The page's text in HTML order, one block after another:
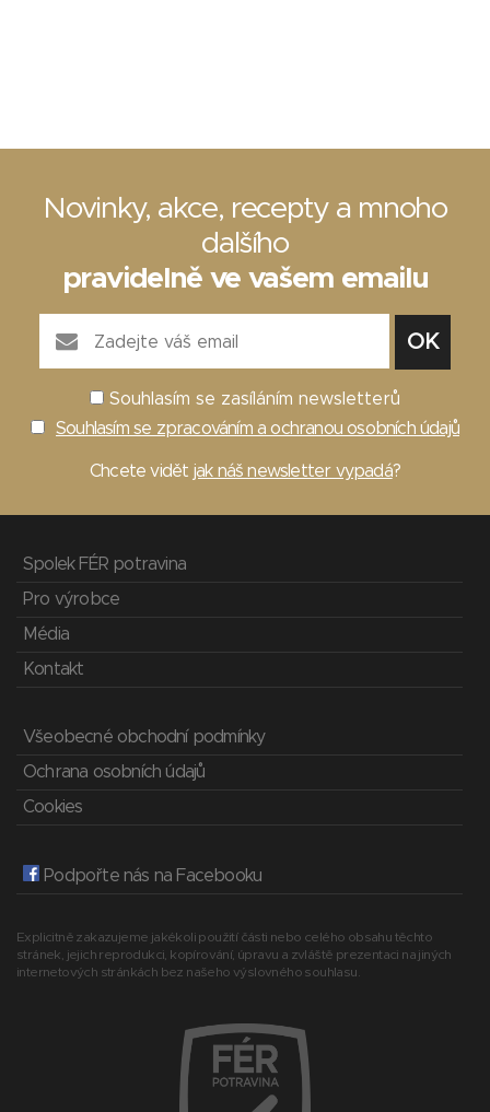
Novinky, akce, recepty a mnoho
dalšího
pravidelně ve vašem emailu
Souhlasím se zasíláním newsletterů
Souhlasím se zpracováním a ochranou osobních údajů
Chcete vidět jak náš newsletter vypadá?
Spolek FÉR potravina
Pro výrobce
Média
Kontakt
Všeobecné obchodní podmínky
Ochrana osobních údajů
Cookies
Podpořte nás na Facebooku
Explicitně zakazujeme jakékoli použití části nebo celého obsahu těchto
stránek, jejich reprodukci, kopírování, úpravu a zvláště prezentaci na jiných
internetových stránkách bez našeho výslovného souhlasu.